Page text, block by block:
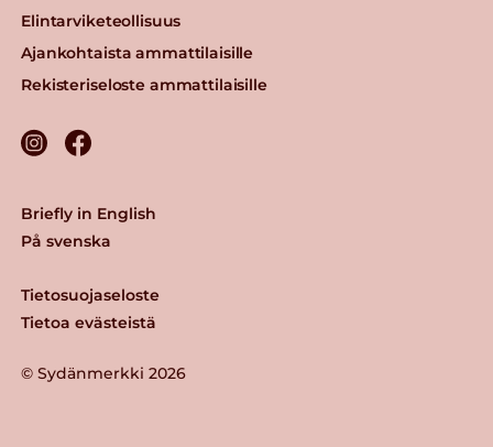
Elintarviketeollisuus
Ajankohtaista ammattilaisille
Rekisteriseloste ammattilaisille
© Sydänmerkki 2026
Tietosuojaseloste
Tietoa evästeistä
Briefly in English
På svenska